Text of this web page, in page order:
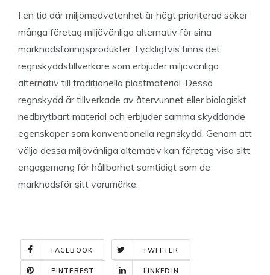
I en tid där miljömedvetenhet är högt prioriterad söker
många företag miljövänliga alternativ för sina
marknadsföringsprodukter. Lyckligtvis finns det
regnskyddstillverkare som erbjuder miljövänliga
alternativ till traditionella plastmaterial. Dessa
regnskydd är tillverkade av återvunnet eller biologiskt
nedbrytbart material och erbjuder samma skyddande
egenskaper som konventionella regnskydd. Genom att
välja dessa miljövänliga alternativ kan företag visa sitt
engagemang för hållbarhet samtidigt som de
marknadsför sitt varumärke.
FACEBOOK TWITTER
PINTEREST LINKEDIN